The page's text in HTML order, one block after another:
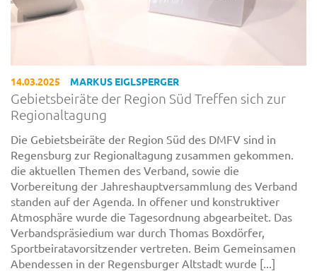
14.03.2025 MARKUS EIGLSPERGER
Gebietsbeiräte der Region Süd Treffen sich zur
Regionaltagung
Die Gebietsbeiräte der Region Süd des DMFV sind in
Regensburg zur Regionaltagung zusammen gekommen.
die aktuellen Themen des Verband, sowie die
Vorbereitung der Jahreshauptversammlung des Verband
standen auf der Agenda. In offener und konstruktiver
Atmosphäre wurde die Tagesordnung abgearbeitet. Das
Verbandspräsiedium war durch Thomas Boxdörfer,
Sportbeiratavorsitzender vertreten. Beim Gemeinsamen
Abendessen in der Regensburger Altstadt wurde [...]